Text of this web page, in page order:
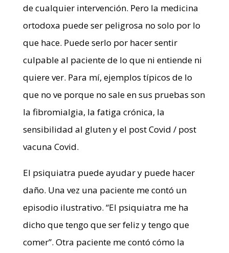
de cualquier intervención. Pero la medicina
ortodoxa puede ser peligrosa no solo por lo
que hace. Puede serlo por hacer sentir
culpable al paciente de lo que ni entiende ni
quiere ver. Para mí, ejemplos típicos de lo
que no ve porque no sale en sus pruebas son
la fibromialgia, la fatiga crónica, la
sensibilidad al gluten y el post Covid / post
vacuna Covid.
El psiquiatra puede ayudar y puede hacer
daño. Una vez una paciente me contó un
episodio ilustrativo. “El psiquiatra me ha
dicho que tengo que ser feliz y tengo que
comer”. Otra paciente me contó cómo la